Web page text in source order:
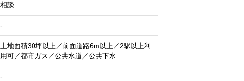
相談
-
土地面積30坪以上／前面道路6m以上／2駅以上利
用可／都市ガス／公共水道／公共下水
-